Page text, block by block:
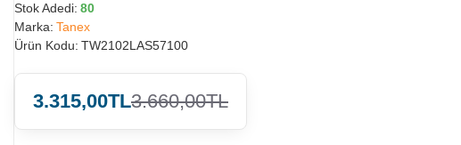
Stok Adedi: 80
Marka: Tanex
Ürün Kodu: TW2102LAS57100
3.315,00TL3.660,00TL